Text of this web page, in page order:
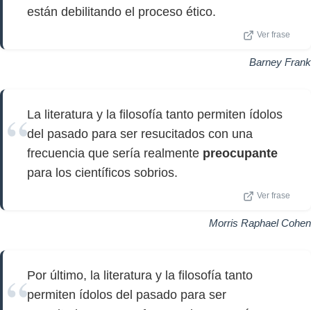
están debilitando el proceso ético.
Ver frase
Barney Frank
La literatura y la filosofía tanto permiten ídolos
del pasado para ser resucitados con una
frecuencia que sería realmente preocupante
para los científicos sobrios.
Ver frase
Morris Raphael Cohen
Por último, la literatura y la filosofía tanto
permiten ídolos del pasado para ser